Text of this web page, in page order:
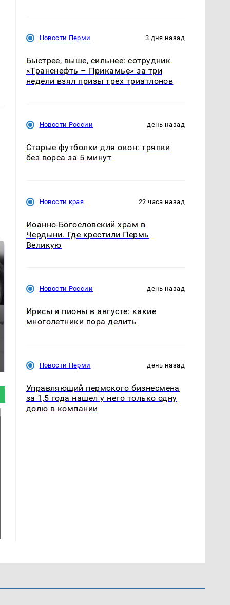
Кавказе: читать здесь
ждать всем нам?
Новости Перми 3 дня назад
Быстрее, выше, сильнее: сотрудник
«Транснефть – Прикамье» за три
недели взял призы трех триатлонов
Новости России день назад
Старые футболки для окон: тряпки
без ворса за 5 минут
Новости края 22 часа назад
Иоанно-Богословский храм в
Чердыни. Где крестили Пермь
Великую
Новости России день назад
Ирисы и пионы в августе: какие
многолетники пора делить
Новости Перми день назад
Управляющий пермского бизнесмена
за 1,5 года нашел у него только одну
долю в компании